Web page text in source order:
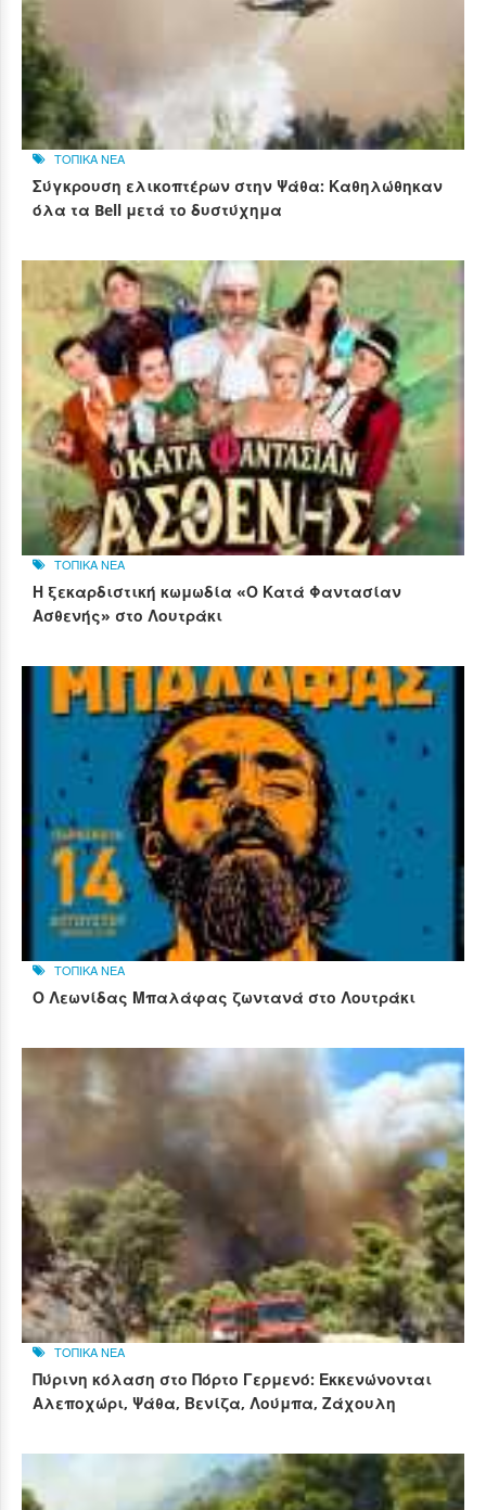
ΤΟΠΙΚΑ ΝΕΑ
Σύγκρουση ελικοπτέρων στην Ψάθα: Καθηλώθηκαν
όλα τα Bell μετά το δυστύχημα
ΤΟΠΙΚΑ ΝΕΑ
Η ξεκαρδιστική κωμωδία «Ο Κατά Φαντασίαν
Ασθενής» στο Λουτράκι
ΤΟΠΙΚΑ ΝΕΑ
Ο Λεωνίδας Μπαλάφας ζωντανά στο Λουτράκι
ΤΟΠΙΚΑ ΝΕΑ
Πύρινη κόλαση στο Πόρτο Γερμενό: Εκκενώνονται
Αλεποχώρι, Ψάθα, Βενίζα, Λούμπα, Ζάχουλη